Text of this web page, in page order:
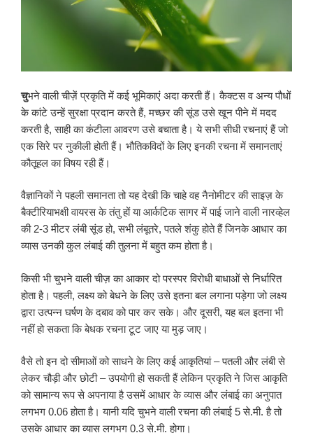
चुभने वाली चीज़ें प्रकृति में कई भूमिकाएं अदा करती हैं। कैक्टस व अन्य पौधों
के कांटे उन्हें सुरक्षा प्रदान करते हैं, मच्छर की सूंड उसे खून पीने में मदद
करती है, साही का कंटीला आवरण उसे बचाता है। ये सभी सीधी रचनाएं हैं जो
एक सिरे पर नुकीली होती हैं। भौतिकविदों के लिए इनकी रचना में समानताएं
कौतूहल का विषय रही हैं।
वैज्ञानिकों ने पहली समानता तो यह देखी कि चाहे वह नैनोमीटर की साइज़ के
बैक्टीरियाभक्षी वायरस के तंतु हों या आर्कटिक सागर में पाई जाने वाली नारव्हेल
की 2-3 मीटर लंबी सूंड हो, सभी लंबूतरे, पतले शंकु होते हैं जिनके आधार का
व्यास उनकी कुल लंबाई की तुलना में बहुत कम होता है।
किसी भी चुभने वाली चीज़ का आकार दो परस्पर विरोधी बाधाओं से निर्धारित
होता है। पहली, लक्ष्य को बेधने के लिए उसे इतना बल लगाना पड़ेगा जो लक्ष्य
द्वारा उत्पन्न घर्षण के दबाव को पार कर सके। और दूसरी, यह बल इतना भी
नहीं हो सकता कि बेधक रचना टूट जाए या मुड़ जाए।
वैसे तो इन दो सीमाओं को साधने के लिए कई आकृतियां – पतली और लंबी से
लेकर चौड़ी और छोटी – उपयोगी हो सकती हैं लेकिन प्रकृति ने जिस आकृति
को सामान्य रूप से अपनाया है उसमें आधार के व्यास और लंबाई का अनुपात
लगभग 0.06 होता है। यानी यदि चुभने वाली रचना की लंबाई 5 से.मी. है तो
उसके आधार का व्यास लगभग 0.3 से.मी. होगा।